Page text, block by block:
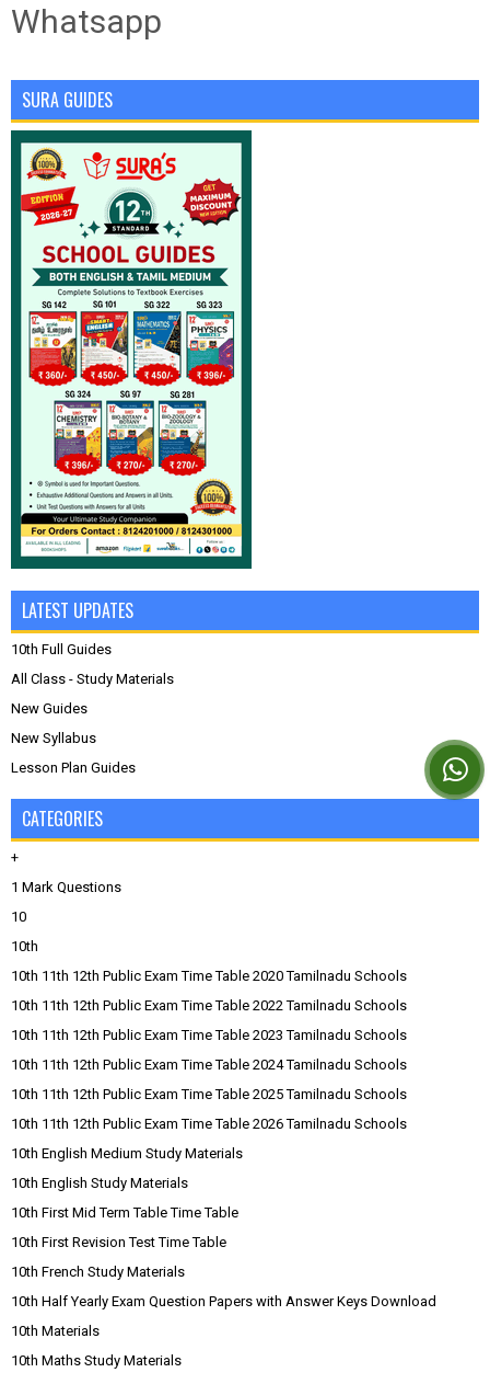
Whatsapp
SURA GUIDES
LATEST UPDATES
10th Full Guides
All Class - Study Materials
New Guides
New Syllabus
Lesson Plan Guides
CATEGORIES
+
1 Mark Questions
10
10th
10th 11th 12th Public Exam Time Table 2020 Tamilnadu Schools
10th 11th 12th Public Exam Time Table 2022 Tamilnadu Schools
10th 11th 12th Public Exam Time Table 2023 Tamilnadu Schools
10th 11th 12th Public Exam Time Table 2024 Tamilnadu Schools
10th 11th 12th Public Exam Time Table 2025 Tamilnadu Schools
10th 11th 12th Public Exam Time Table 2026 Tamilnadu Schools
10th English Medium Study Materials
10th English Study Materials
10th First Mid Term Table Time Table
10th First Revision Test Time Table
10th French Study Materials
10th Half Yearly Exam Question Papers with Answer Keys Download
10th Materials
10th Maths Study Materials